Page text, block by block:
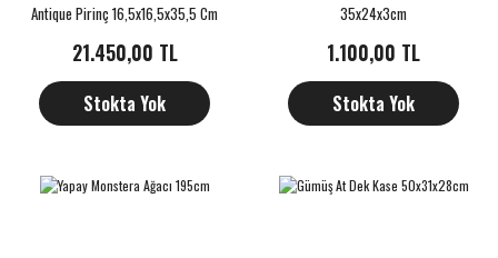
Antique Pirinç 16,5x16,5x35,5 Cm
21.450,00 TL
Stokta Yok
35x24x3cm
1.100,00 TL
Stokta Yok